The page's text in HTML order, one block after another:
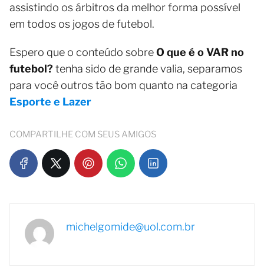
assistindo os árbitros da melhor forma possível
em todos os jogos de futebol.
Espero que o conteúdo sobreO que é o VAR no
futebol?tenha sido de grande valia, separamos
para você outros tão bom quanto na categoria
Esporte e Lazer
COMPARTILHE COM SEUS AMIGOS
michelgomide@uol.com.br